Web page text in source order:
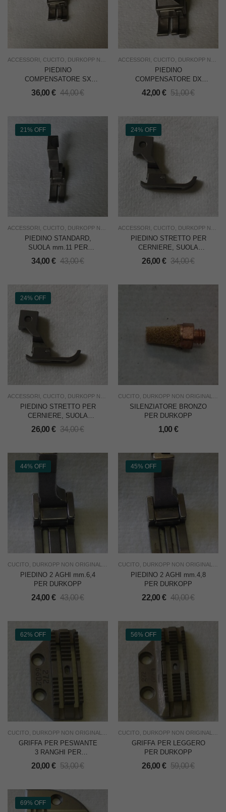
ACCESSORI CUCITO DURKOPP NON ORIGINALI ,NUOVO, RICAMBI, USO
PIEDINO
COMPENSATORE SX
1/32 = mm.0,79 PER
DURKOPP 212 – MADE IN
36,00 € 44,00€
ACCESSORI CUCITO DURKOPP NON ORIGINALI
PIEDINO
COMPENSATORE DX
3/16 = mm.4,76 PER
DURKOPP 212 – MADE IN
42,00 € 51,00€
21% OFF
ACCESSORI CUCITO DURKOPP NON ORIGINALI ,NUOVO, RICAMBI, USO
PIEDINO STANDARD,
SUOLA mm.11 PER
DURKOPP 212 – MADE IN
ITALY
34,00 € 43,00€
24% OFF
ACCESSORI CUCITO DURKOPP NON ORIGINALI
PIEDINO STRETTO PER
CERNIERE, SUOLA
mm.7,5 PER DURKOPP
212 – MADE IN ITALY
26,00 € 34,00€
24% OFF
ACCESSORI CUCITO DURKOPP NON ORIGINALI , NUOVO ,RICAMBI, USO
PIEDINO STRETTO PER
CERNIERE, SUOLA
mm.5,5 PER DURKOPP
212 – MADE IN ITALY
26,00 € 34,00€
CUCITO DURKOPP NON ORIGINALI
SILENZIATORE BRONZO
PER DURKOPP
1,00 €
44% OFF
CUCITO DURKOPP NON ORIGINALI NUOVO, RICAMBI, SOTTOCOSTO ,USO
PIEDINO 2 AGHI mm.6,4
PER DURKOPP
24,00 € 43,00€
45% OFF
CUCITO DURKOPP NON ORIGINALI
PIEDINO 2 AGHI mm.4,8
PER DURKOPP
22,00 € 40,00€
62% OFF
CUCITO DURKOPP NON ORIGINALI NUOVO, RICAMBI, SOTTOCOSTO ,USO
GRIFFA PER PESWANTE
3 RANGHI PER
DURKOPP
20,00 € 53,00€
56% OFF
CUCITO DURKOPP NON ORIGINALI
GRIFFA PER LEGGERO
PER DURKOPP
26,00 € 59,00€
69% OFF